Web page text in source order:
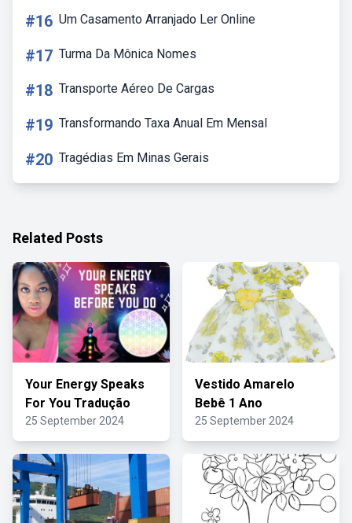
#16 Um Casamento Arranjado Ler Online
#17 Turma Da Mônica Nomes
#18 Transporte Aéreo De Cargas
#19 Transformando Taxa Anual Em Mensal
#20 Tragédias Em Minas Gerais
Related Posts
Your Energy Speaks
For You Tradução
25 September 2024
Vestido Amarelo
Bebê 1 Ano
25 September 2024